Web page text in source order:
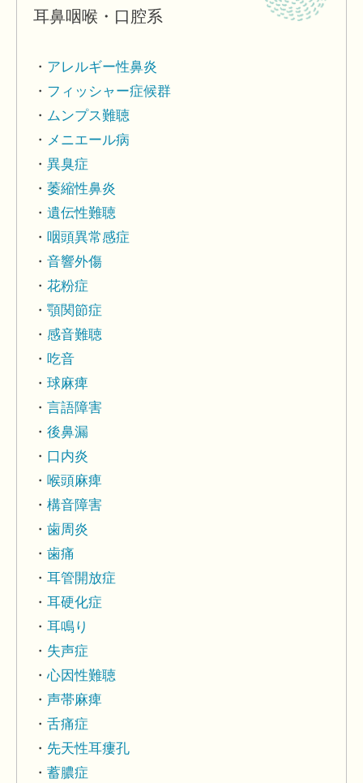
耳鼻咽喉・口腔系
アレルギー性鼻炎
フィッシャー症候群
ムンプス難聴
メニエール病
異臭症
萎縮性鼻炎
遺伝性難聴
咽頭異常感症
音響外傷
花粉症
顎関節症
感音難聴
吃音
球麻痺
言語障害
後鼻漏
口内炎
喉頭麻痺
構音障害
歯周炎
歯痛
耳管開放症
耳硬化症
耳鳴り
失声症
心因性難聴
声帯麻痺
舌痛症
先天性耳瘻孔
蓄膿症